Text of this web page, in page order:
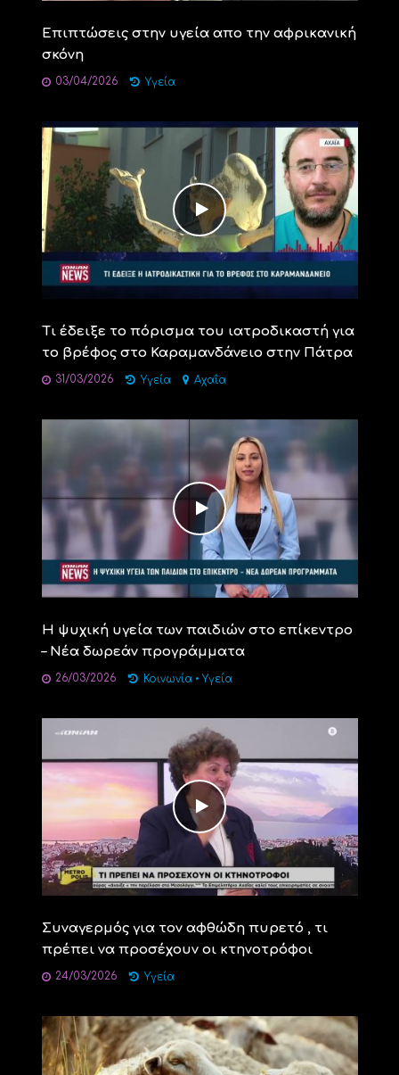
Επιπτώσεις στην υγεία απο την αφρικανική
σκόνη
03/04/2026 Υγεία
Τι έδειξε το πόρισμα του ιατροδικαστή για
το βρέφος στο Καραμανδάνειο στην Πάτρα
31/03/2026 Υγεία Αχαΐα
Η ψυχική υγεία των παιδιών στο επίκεντρο
– Νέα δωρεάν προγράμματα
26/03/2026 Κοινωνία • Υγεία
Συναγερμός για τον αφθώδη πυρετό , τι
πρέπει να προσέχουν οι κτηνοτρόφοι
24/03/2026 Υγεία